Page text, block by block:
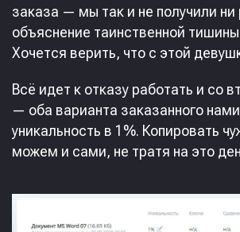
заказа — мы так и не получили ни
объяснение таинственной
Хочется верить, что с этой
Всё идет к отказу работать и со
— оба варианта заказанного
уникальность в 1%. Копировать
можем и сами, не тратя на это